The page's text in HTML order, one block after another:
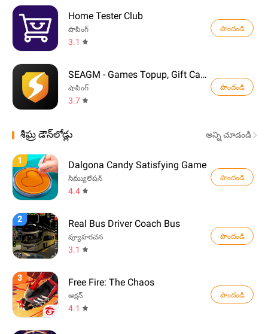
Home Tester Club
షాపింగ్
3.1
పొందండి
SEAGM - Games Topup, Gift Card
షాపింగ్
3.7
పొందండి
శీఘ్ర డౌన్‌లోడ్లు అన్ని చూడండి
1 Dalgona Candy Satisfying Game
సిమ్యులేషన్
4.4
పొందండి
2 Real Bus Driver Coach Bus
వ్యూహరచన
3.1
పొందండి
3 Free Fire: The Chaos
ఆక్షన్
4.1
పొందండి